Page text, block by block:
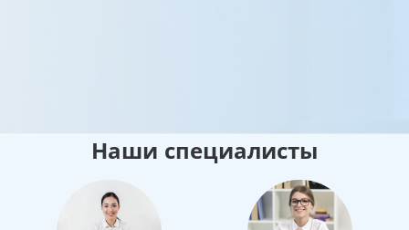
Наши специалисты